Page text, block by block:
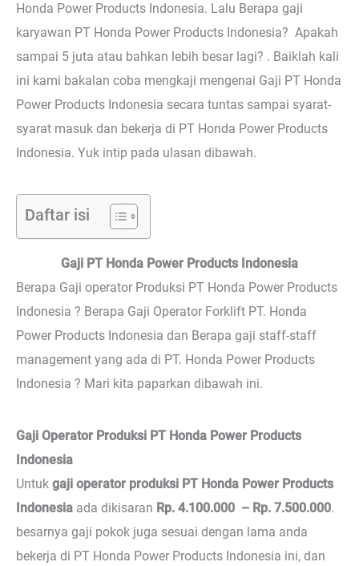
Honda Power Products Indonesia. Lalu Berapa gaji
karyawan PT Honda Power Products Indonesia? Apakah
sampai 5 juta atau bahkan lebih besar lagi? . Baiklah kali
ini kami bakalan coba mengkaji mengenai Gaji PT Honda
Power Products Indonesia secara tuntas sampai syarat-
syarat masuk dan bekerja di PT Honda Power Products
Indonesia. Yuk intip pada ulasan dibawah.
Daftar isi
Gaji PT Honda Power Products Indonesia
Berapa Gaji operator Produksi PT Honda Power Products
Indonesia ? Berapa Gaji Operator Forklift PT. Honda
Power Products Indonesia dan Berapa gaji staff-staff
management yang ada di PT. Honda Power Products
Indonesia ? Mari kita paparkan dibawah ini.
Gaji Operator Produksi PT Honda Power Products
Indonesia
Untuk gaji operator produksi PT Honda Power Products
Indonesia ada dikisaran Rp. 4.100.000 – Rp. 7.500.000.
besarnya gaji pokok juga sesuai dengan lama anda
bekerja di PT Honda Power Products Indonesia ini, dan